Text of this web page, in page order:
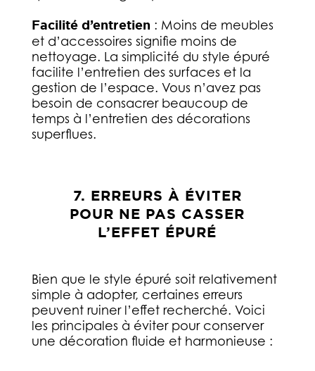
Facilité d’entretien : Moins de meubles
et d’accessoires signifie moins de
nettoyage. La simplicité du style épuré
facilite l’entretien des surfaces et la
gestion de l’espace. Vous n’avez pas
besoin de consacrer beaucoup de
temps à l’entretien des décorations
superflues.
7. ERREURS À ÉVITER
POUR NE PAS CASSER
L’EFFET ÉPURÉ
Bien que le style épuré soit relativement
simple à adopter, certaines erreurs
peuvent ruiner l’effet recherché. Voici
les principales à éviter pour conserver
une décoration fluide et harmonieuse :